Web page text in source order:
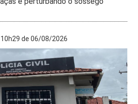
10h29 de 06/08/2026